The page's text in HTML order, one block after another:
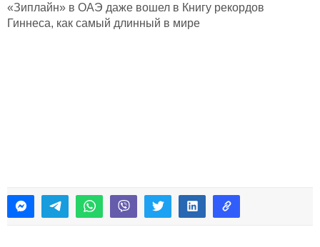
«Зиплайн» в ОАЭ даже вошел в Книгу рекордов
Гиннеса, как самый длинный в мире